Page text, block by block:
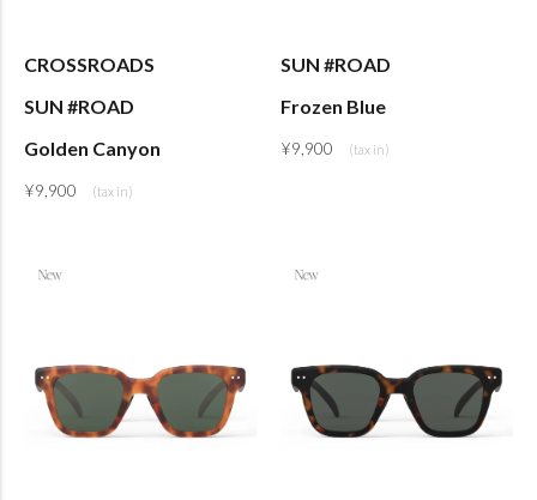
CROSSROADS
SUN #ROAD
Golden Canyon
¥9,900
SUN #ROAD
Frozen Blue
¥9,900